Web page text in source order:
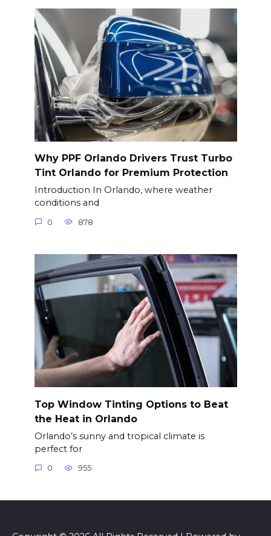
Why PPF Orlando Drivers Trust Turbo
Tint Orlando for Premium Protection
Introduction In Orlando, where weather
conditions and
0 878
Top Window Tinting Options to Beat
the Heat in Orlando
Orlando’s sunny and tropical climate is
perfect for
0 955